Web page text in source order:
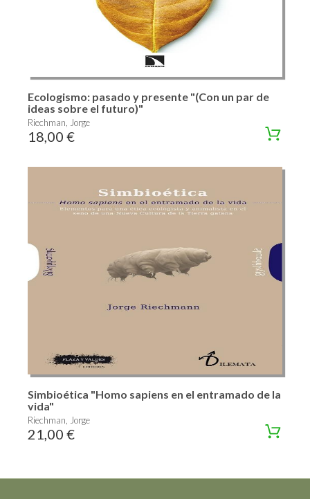
Ecologismo: pasado y presente "(Con un par de
ideas sobre el futuro)"
Riechman, Jorge
18,00 €
Simbioética "Homo sapiens en el entramado de la
vida"
Riechman, Jorge
21,00 €